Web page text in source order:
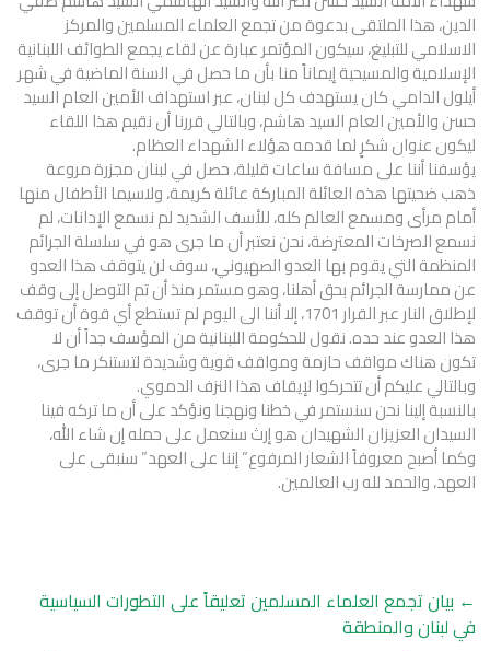
الدين، هذا الملتقى بدعوة من تجمع العلماء المسلمين والمركز
الاسلامي للتبليغ، سيكون المؤتمر عبارة عن لقاء يجمع الطوائف اللبنانية
الإسلامية والمسيحية إيماناً منا بأن ما حصل في السنة الماضية في شهر
أيلول الدامي كان يستهدف كل لبنان، عبر استهداف الأمين العام السيد
حسن والأمين العام السيد هاشم، وبالتالي قررنا أن نقيم هذا اللقاء
ليكون عنوان شكرٍ لما قدمه هؤلاء الشهداء العظام.
يؤسفنا أننا على مسافة ساعات قليلة، حصل في لبنان مجزرة مروعة
ذهب ضحيتها هذه العائلة المباركة عائلة كريمة، ولاسيما الأطفال منها
أمام مرأى ومسمع العالم كله، للأسف الشديد لم نسمع الإدانات، لم
نسمع الصرخات المعترضة، نحن نعتبر أن ما جرى هو في سلسلة الجرائم
المنظمة التي يقوم بها العدو الصهيوني، سوف لن يتوقف هذا العدو
عن ممارسة الجرائم بحق أهلنا، وهو مستمر منذ أن تم التوصل إلى وقف
لإطلاق النار عبر القرار 1701، إلا أننا الى اليوم لم تستطع أي قوة أن توقف
هذا العدو عند حده. نقول للحكومة اللبنانية من المؤسف جداً أن لا
تكون هناك مواقف حازمة ومواقف قوية وشديدة لتستنكر ما جرى،
وبالتالي عليكم أن تتحركوا لإيقاف هذا النزف الدموي.
بالنسبة إلينا نحن سنستمر في خطنا ونهجنا ونؤكد على أن ما تركه فينا
السيدان العزيزان الشهيدان هو إرث سنعمل على حمله إن شاء الله،
وكما أصبح معروفاً الشعار المرفوع” إننا على العهد” سنبقى على
العهد، والحمد لله رب العالمين.
← بيان تجمع العلماء المسلمين تعليقاً على التطورات السياسية
في لبنان والمنطقة